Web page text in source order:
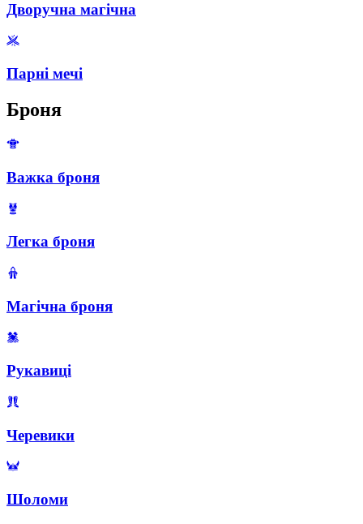
Дворучна магічна
Парні мечі
Броня
Важка броня
Легка броня
Магічна броня
Рукавиці
Черевики
Шоломи